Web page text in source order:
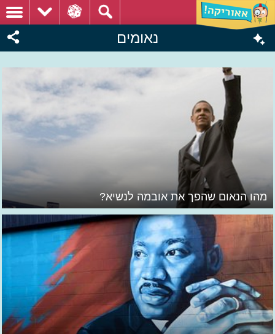
נאומים
מהו הנאום שהפך את אובמה לנשיא?